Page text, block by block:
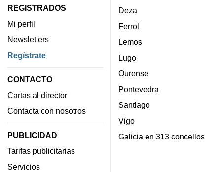
REGISTRADOS
Mi perfil
Newsletters
Regístrate
CONTACTO
Cartas al director
Contacta con nosotros
PUBLICIDAD
Tarifas publicitarias
Servicios
Deza
Ferrol
Lemos
Lugo
Ourense
Pontevedra
Santiago
Vigo
Galicia en 313 concellos